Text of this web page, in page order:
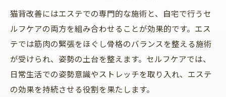
猫背改善にはエステでの専門的な施術と、自宅で行うセ
ルフケアの両方を組み合わせることが効果的です。エス
テでは筋肉の緊張をほぐし骨格のバランスを整える施術
が受けられ、姿勢の土台を整えます。セルフケアでは、
日常生活での姿勢意識やストレッチを取り入れ、エステ
の効果を持続させる役割を果たします。